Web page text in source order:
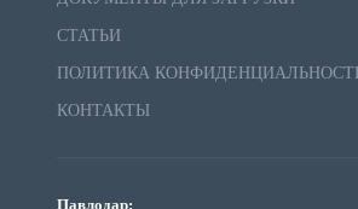
СТАТЬИ
ПОЛИТИКА
КОНТАКТЫ
Павлодар: